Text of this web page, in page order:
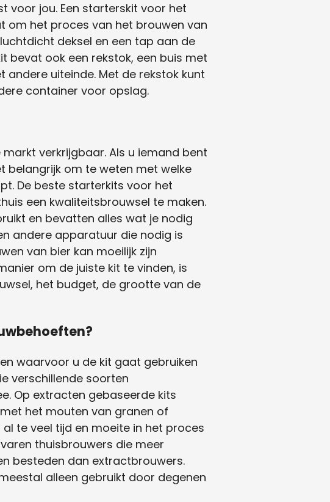
voor jou. Een starterskit voor het
om het proces van het brouwen van
deksel en een tap aan de
bevat ook een rekstok, een buis met
uiteinde. Met de rekstok kunt
container voor opslag.
verkrijgbaar. Als u iemand bent
belangrijk om te weten met welke
De beste starterkits voor het
een kwaliteitsbrouwsel te maken.
en bevatten alles wat je nodig
andere apparatuur die nodig is
van bier kan moeilijk zijn
om de juiste kit te vinden, is
het budget, de grootte van de
waarvoor u de kit gaat gebruiken
verschillende soorten
Op extracten gebaseerde kits
het mouten van granen of
te veel tijd en moeite in het proces
thuisbrouwers die meer
besteden dan extractbrouwers.
alleen gebruikt door degenen